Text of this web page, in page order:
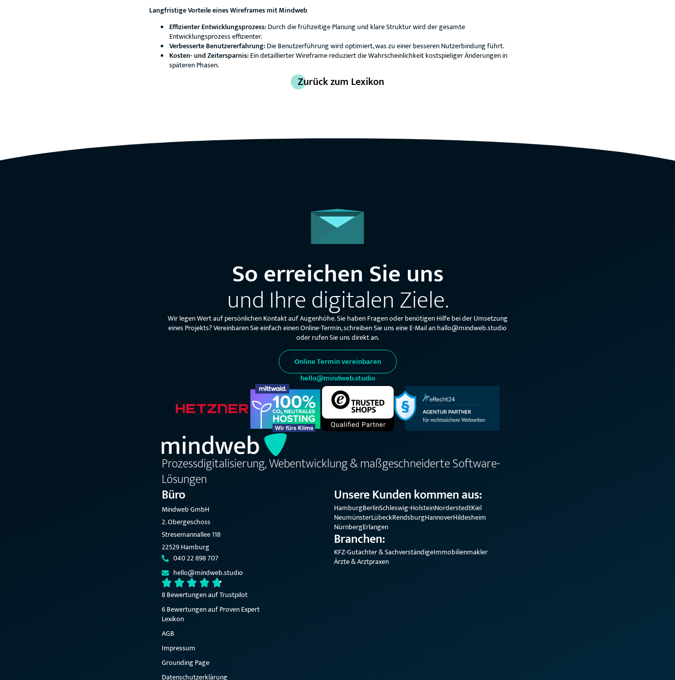
Langfristige Vorteile eines Wireframes mit Mindweb
Effizienter Entwicklungsprozess:Durch die frühzeitige Planung und klare Struktur wird der gesamte
Entwicklungsprozess effizienter.
Verbesserte Benutzererfahrung:Die Benutzerführung wird optimiert, was zu einer besseren Nutzerbindung führt.
Kosten- und Zeitersparnis:Ein detaillierter Wireframe reduziert die Wahrscheinlichkeit kostspieliger Änderungen in
späteren Phasen.
Zurück zum Lexikon
So erreichen Sie uns
und Ihre digitalen Ziele.
Wir legen Wert auf persönlichen Kontakt auf Augenhöhe. Sie haben Fragen oder benötigen Hilfe bei der Umsetzung
eines Projekts? Vereinbaren Sie einfach einen Online-Termin, schreiben Sie uns eine E-Mail an hallo@mindweb.studio
oder rufen Sie uns direkt an.
Online Termin vereinbaren
hello@mindweb.studio
Prozessdigitalisierung, Webentwicklung & maßgeschneiderte Software-
Lösungen
Büro
Mindweb GmbH
2. Obergeschoss
Stresemannallee 118
22529 Hamburg
040 22 898 707
hello@mindweb.studio
Unsere Kunden kommen aus:
HamburgBerlinSchleswig-HolsteinNorderstedtKiel
NeumünsterLübeckRendsburgHannoverHildesheim
NürnbergErlangen
Branchen:
KFZ-Gutachter & SachverständigeImmobilienmakler
Ärzte & Arztpraxen
8 Bewertungen auf Trustpilot
6 Bewertungen auf Proven Expert
Lexikon
AGB
Impressum
Grounding Page
Datenschutzerklärung